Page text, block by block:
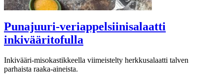
Punajuuri-veriappelsiinisalaatti
inkivääritofulla
Inkivääri-misokastikkeella viimeistelty herkkusalaatti talven
parhaista raaka-aineista.